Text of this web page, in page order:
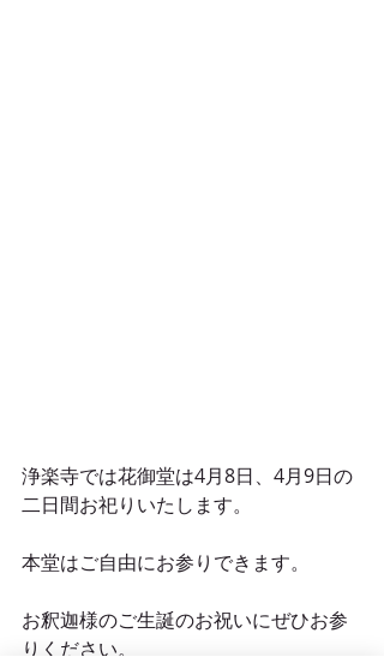
浄楽寺では花御堂は4月8日、4月9日の
二日間お祀りいたします。
本堂はご自由にお参りできます。
お釈迦様のご生誕のお祝いにぜひお参
りください。